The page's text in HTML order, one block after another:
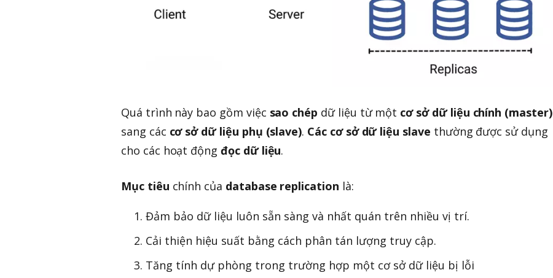
Quá trình này bao gồm việc sao chép dữ liệu từ một cơ sở dữ liệu chính (master)
sang các cơ sở dữ liệu phụ (slave). Các cơ sở dữ liệu slave thường được sử dụng
cho các hoạt độngđọc dữ liệu.
Mục tiêu chính của database replication là:
Đảm bảo dữ liệu luôn sẵn sàng và nhất quán trên nhiều vị trí.
Cải thiện hiệu suất bằng cách phân tán lượng truy cập.
Tăng tính dự phòng trong trường hợp một cơ sở dữ liệu bị lỗi